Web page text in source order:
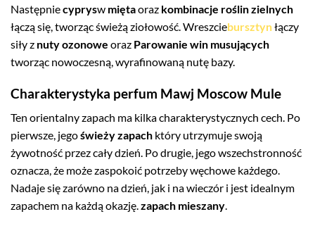
Następniecyprysw miętaoraz kombinacje roślin zielnych
łączą się, tworząc świeżą ziołowość. Wreszciebursztynłączy
siły z nuty ozonowe oraz Parowanie win musujących
tworząc nowoczesną, wyrafinowaną nutę bazy.
Charakterystyka perfum Mawj Moscow Mule
Ten orientalny zapach ma kilka charakterystycznych cech. Po
pierwsze, jegoświeży zapach który utrzymuje swoją
żywotność przez cały dzień. Po drugie, jego wszechstronność
oznacza, że może zaspokoić potrzeby węchowe każdego.
Nadaje się zarówno na dzień, jak i na wieczór i jest idealnym
zapachem na każdą okazję.zapach mieszany.